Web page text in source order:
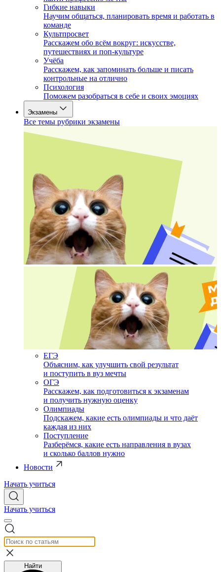
Гибкие навыки
Научим общаться, планировать время и работать в
команде
Культпросвет
Расскажем обо всём вокруг: искусстве,
путешествиях и поп-культуре
Учёба
Расскажем, как запоминать больше и писать
контрольные на отлично
Психология
Поможем разобраться в себе и своих эмоциях
Экзамены
Все темы рубрики экзамены
ЕГЭ
Объясним, как улучшить свой результат
и поступить в вуз мечты
ОГЭ
Расскажем, как подготовиться к экзаменам
и получить нужную оценку
Олимпиады
Подскажем, какие есть олимпиады и что даёт
каждая из них
Поступление
Разберёмся, какие есть направления в вузах
и сколько баллов нужно
Новости
Начать учиться
Начать учиться
Найти